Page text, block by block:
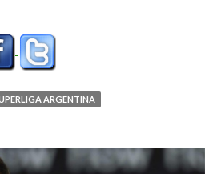
ARGENTINA